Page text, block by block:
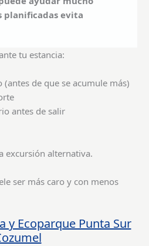
planificadas evita
tu estancia:
de que se acumule más)
antes de salir
excursión alternativa.
ser más caro y con menos
y Ecoparque Punta Sur